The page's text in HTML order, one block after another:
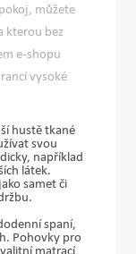
můžete
kterou bez
e-shopu
vysoké
hustě tkané
svou
například
látek.
samet či
spaní,
Pohovky pro
matrací